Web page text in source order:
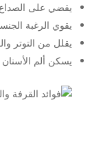
يقضي على
يقوي الرغبة
يقلل من التوتر
يسكن ألم